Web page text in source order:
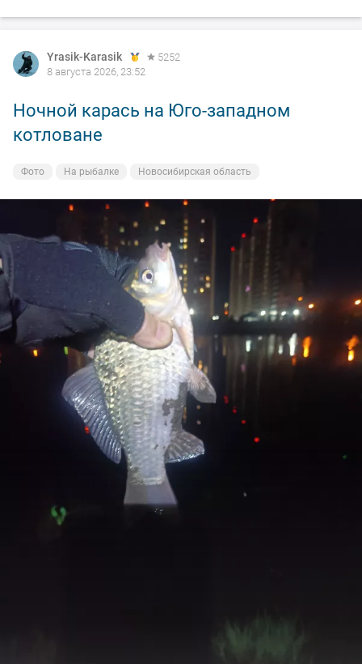
Yrasik-Karasik
5252
8 августа 2026, 23:52
Ночной карась на Юго-западном
котловане
Фото На рыбалке Новосибирская область